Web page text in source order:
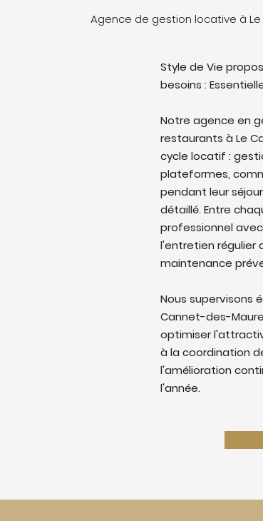
Agence de gestion locative à
Style de Vie
besoins :
Notre agence en
restaurants à Le
cycle locatif :
plateformes,
pendant leur
détaillé. Entre
professionnel
l'entretien régulier
maintenance
Nous supervisons
Cannet-des-
optimiser
à la coordination
l'amélioration
l'année.